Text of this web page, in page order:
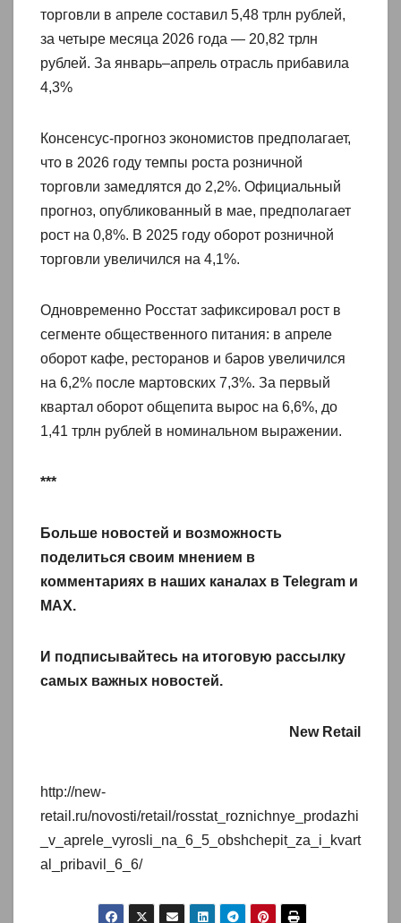
торговли в апреле составил 5,48 трлн рублей,
за четыре месяца 2026 года — 20,82 трлн
рублей. За январь–апрель отрасль прибавила
4,3%
Консенсус-прогноз экономистов предполагает,
что в 2026 году темпы роста розничной
торговли замедлятся до 2,2%. Официальный
прогноз, опубликованный в мае, предполагает
рост на 0,8%. В 2025 году оборот розничной
торговли увеличился на 4,1%.
Одновременно Росстат зафиксировал рост в
сегменте общественного питания: в апреле
оборот кафе, ресторанов и баров увеличился
на 6,2% после мартовских 7,3%. За первый
квартал оборот общепита вырос на 6,6%, до
1,41 трлн рублей в номинальном выражении.
***
Больше новостей и возможность
поделиться своим мнением в
комментариях в наших каналах в Telegram и
MAX.
И подписывайтесь на итоговую рассылку
самых важных новостей.
New Retail
http://new-
retail.ru/novosti/retail/rosstat_roznichnye_prodazhi
_v_aprele_vyrosli_na_6_5_obshchepit_za_i_kvart
al_pribavil_6_6/